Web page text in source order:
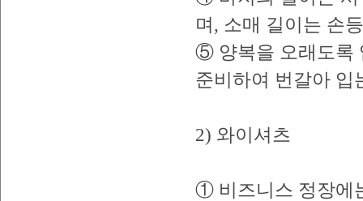
며, 소매 길이는 손
⑤ 양복을 오래도록
준비하여 번갈아 입
2) 와이셔츠
① 비즈니스 정장에